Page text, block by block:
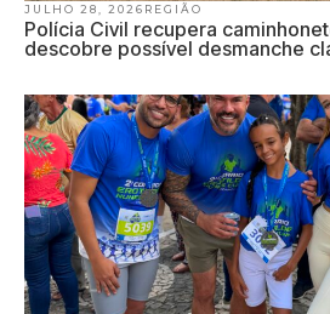
JULHO 28, 2026 REGIÃO
Polícia Civil recupera
descobre possível desmanche